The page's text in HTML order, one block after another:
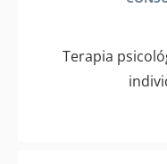
Terapia